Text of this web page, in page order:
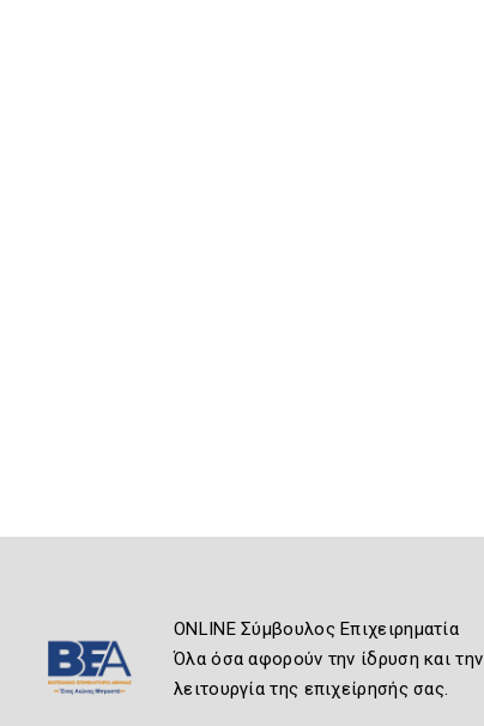
ONLINE Σύμβουλος Επιχειρηματία
Όλα όσα αφορούν την ίδρυση και την
λειτουργία της επιχείρησής σας.